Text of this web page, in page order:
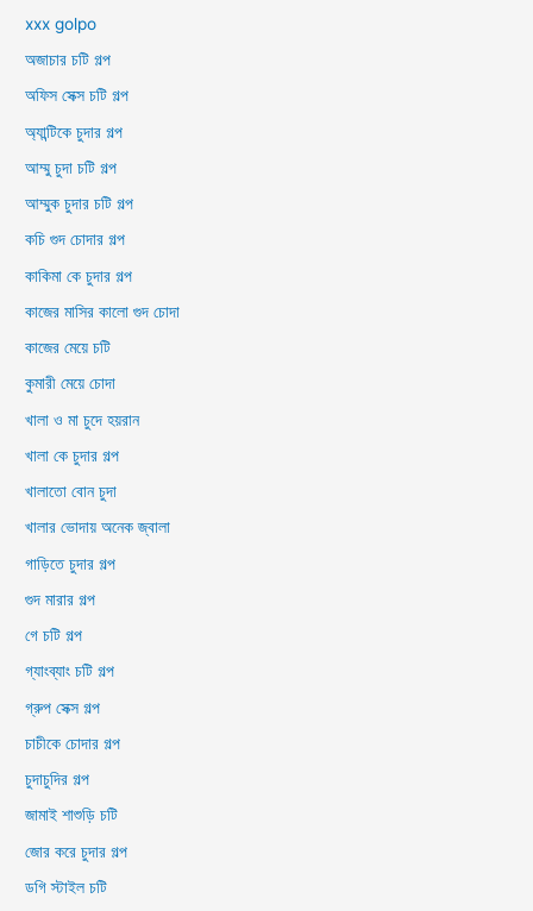
xxx golpo
অজাচার চটি গল্প
অফিস সেক্স চটি গল্প
অ্যান্টিকে চুদার গল্প
আম্মু চুদা চটি গল্প
আম্মুক চুদার চটি গল্প
কচি গুদ চোদার গল্প
কাকিমা কে চুদার গল্প
কাজের মাসির কালো গুদ চোদা
কাজের মেয়ে চটি
কুমারী মেয়ে চোদা
খালা ও মা চুদে হয়রান
খালা কে চুদার গল্প
খালাতো বোন চুদা
খালার ভোদায় অনেক জ্বালা
গাড়িতে চুদার গল্প
গুদ মারার গল্প
গে চটি গল্প
গ্যাংব্যাং চটি গল্প
গ্রুপ সেক্স গল্প
চাচীকে চোদার গল্প
চুদাচুদির গল্প
জামাই শাশুড়ি চটি
জোর করে চুদার গল্প
ডগি স্টাইল চটি